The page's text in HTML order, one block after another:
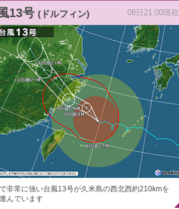
13号 (ドルフィン) 08日21:00現在
非常に強い台風13号が久米島の西北西約210kmを
んでいます